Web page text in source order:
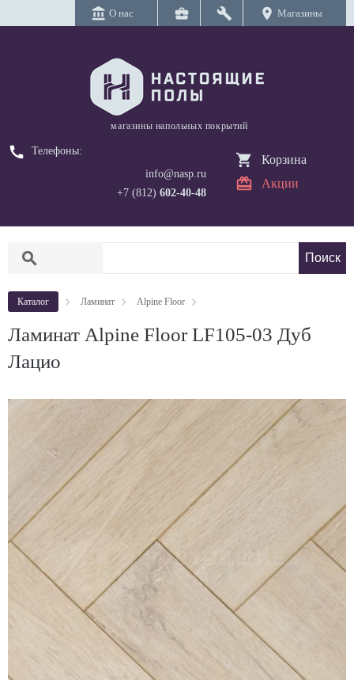
account_balance О нас business_center build location_on Магазины
магазины напольных покрытий
call
Телефоны:
info@nasp.ru
+7 (812) 602-40-48
Корзина
Акции
search
Каталог Ламинат Alpine Floor
Ламинат Alpine Floor LF105-03 Дуб
Лацио